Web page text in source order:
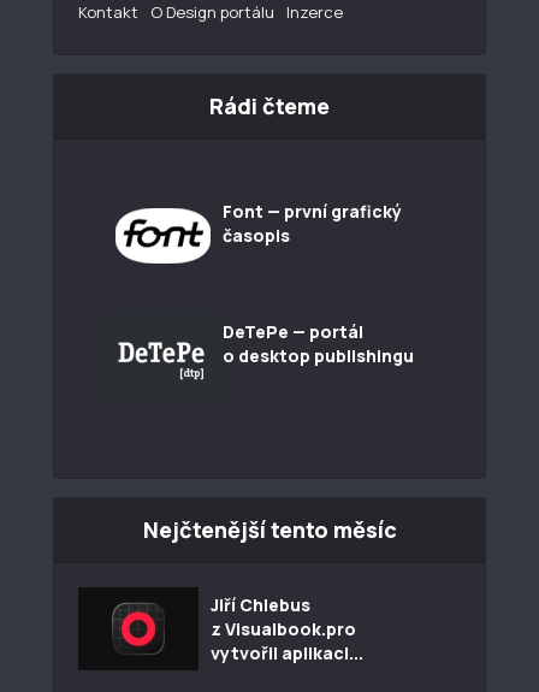
Kontakt O Design portálu Inzerce
Rádi čteme
Font — první grafický
časopis
DeTePe — portál
o desktop publishingu
Nejčtenější tento měsíc
Jiří Chlebus
z Visualbook.pro
vytvořil aplikaci...